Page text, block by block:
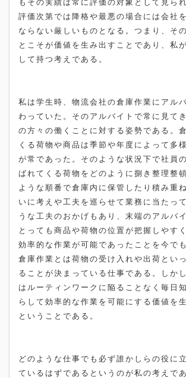
もその実績は常に評価の対象として見ら
評価次第では降格や最悪の場合には会社
ならない厳しいものとなる。つまり、そ
とこそが価値を生み出すことであり、私
して持つ考えである。
私は学生時、物流会社の倉庫作業にアル
わっていた。そのアルバイトで常に見て
の方々の働くことに対する姿勢である。
くる荷物や商品は季節や年度によって多
が常であった。そのような状況下で社員
ばれてくる荷物をどのように捌き整理整
ような順番で倉庫内に保管したり積み重
いに考えや工夫を巡らせて業務に当たっ
うな工夫のおかげもあり、末端のアルバ
とっても商品や荷物の位置が把握しやす
効率的な作業が可能であったことを今で
倉庫作業とは荷物の受け入れや出荷とい
ることが決まっている仕事である。しか
はルーティンワークに陥ることなく毎日
らして効率的な作業を可能にする価値を
ということである。
どのような仕事でも必ず誰かしらの役に
ているはずであるというのが私の考えで